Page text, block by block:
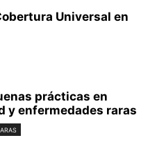
Universal en
prácticas en
y enfermedades raras